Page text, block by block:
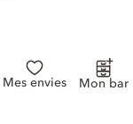
Mes envies Mon bar